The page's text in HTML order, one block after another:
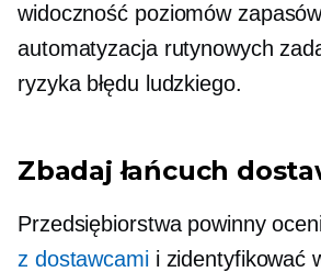
widoczność poziomów
automatyzacja rutynowych
ryzyka błędu ludzkiego.
Zbadaj łańcuch
Przedsiębiorstwa powinny
z dostawcamii zidentyfikować